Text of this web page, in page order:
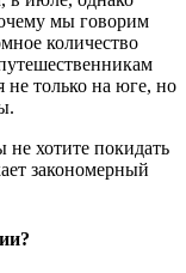
мы говорим
количество
не только на юге, но
не хотите покидать
закономерный